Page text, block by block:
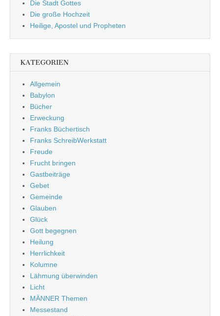
Die Stadt Gottes
Die große Hochzeit
Heilige, Apostel und Propheten
KATEGORIEN
Allgemein
Babylon
Bücher
Erweckung
Franks Büchertisch
Franks SchreibWerkstatt
Freude
Frucht bringen
Gastbeiträge
Gebet
Gemeinde
Glauben
Glück
Gott begegnen
Heilung
Herrlichkeit
Kolumne
Lähmung überwinden
Licht
MÄNNER Themen
Messestand